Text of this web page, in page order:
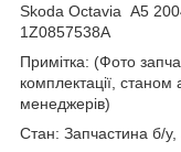
Skoda Octavia A5
1Z0857538A
Примітка: (Фото
комплектації,
менеджерів)
Стан: Запчастина б/